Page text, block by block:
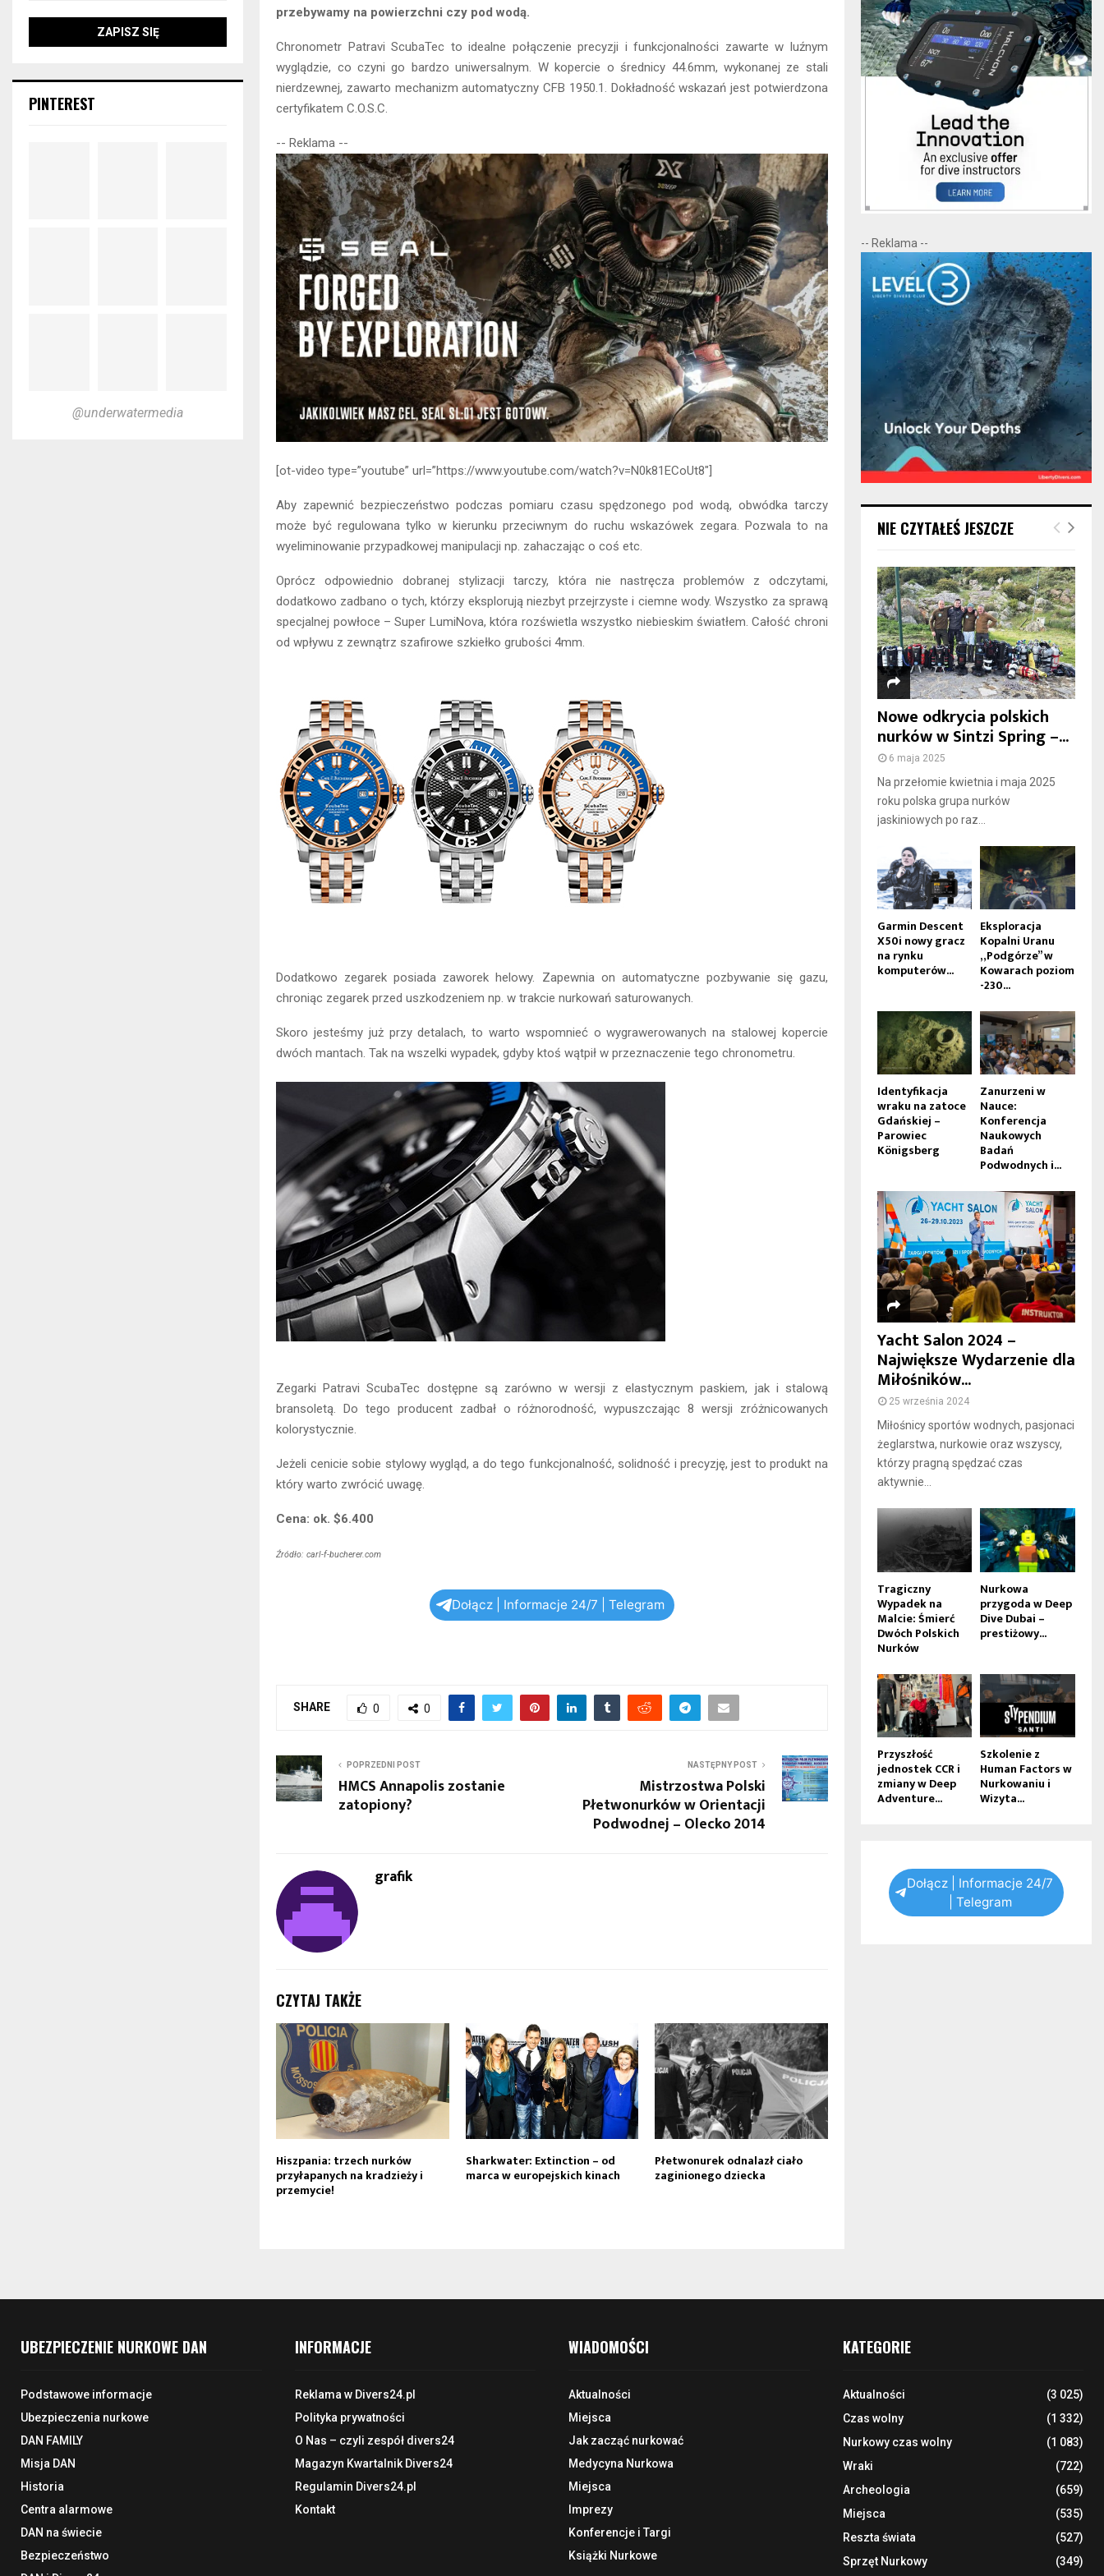
przebywamy na powierzchni czy pod wodą.
Chronometr Patravi ScubaTec to idealne połączenie precyzji i funkcjonalności zawarte w luźnym
wyglądzie, co czyni go bardzo uniwersalnym. W kopercie o średnicy 44.6mm, wykonanej ze stali
nierdzewnej, zawarto mechanizm automatyczny CFB 1950.1. Dokładność wskazań jest potwierdzona
certyfikatem C.O.S.C.
-- Reklama --
[ot-video type=”youtube” url=”https://www.youtube.com/watch?v=N0k81ECoUt8″]
Aby zapewnić bezpieczeństwo podczas pomiaru czasu spędzonego pod wodą, obwódka tarczy
może być regulowana tylko w kierunku przeciwnym do ruchu wskazówek zegara. Pozwala to na
wyeliminowanie przypadkowej manipulacji np. zahaczając o coś etc.
Oprócz odpowiednio dobranej stylizacji tarczy, która nie nastręcza problemów z odczytami,
dodatkowo zadbano o tych, którzy eksplorują niezbyt przejrzyste i ciemne wody. Wszystko za sprawą
specjalnej powłoce – Super LumiNova, która rozświetla wszystko niebieskim światłem. Całość chroni
od wpływu z zewnątrz szafirowe szkiełko grubości 4mm.
Dodatkowo zegarek posiada zaworek helowy. Zapewnia on automatyczne pozbywanie się gazu,
chroniąc zegarek przed uszkodzeniem np. w trakcie nurkowań saturowanych.
Skoro jesteśmy już przy detalach, to warto wspomnieć o wygrawerowanych na stalowej kopercie
dwóch mantach. Tak na wszelki wypadek, gdyby ktoś wątpił w przeznaczenie tego chronometru.
Zegarki Patravi ScubaTec dostępne są zarówno w wersji z elastycznym paskiem, jak i stalową
bransoletą. Do tego producent zadbał o różnorodność, wypuszczając 8 wersji zróżnicowanych
kolorystycznie.
Jeżeli cenicie sobie stylowy wygląd, a do tego funkcjonalność, solidność i precyzję, jest to produkt na
który warto zwrócić uwagę.
Cena: ok. $6.400
Źródło: carl-f-bucherer.com
Dołącz | Informacje 24/7 | Telegram
SHARE 0 0
POPRZEDNI POST
HMCS Annapolis zostanie
zatopiony?
NASTĘPNY POST
Mistrzostwa Polski
Płetwonurków w Orientacji
Podwodnej – Olecko 2014
grafik
CZYTAJ TAKŻE
Hiszpania: trzech nurków
przyłapanych na kradzieży i
przemycie!
Sharkwater: Extinction – od
marca w europejskich kinach
Płetwonurek odnalazł ciało
zaginionego dziecka
PINTEREST
@underwatermedia
-- Reklama --
NIE CZYTAŁEŚ JESZCZE
Nowe odkrycia polskich
nurków w Sintzi Spring –...
6 maja 2025
Na przełomie kwietnia i maja 2025
roku polska grupa nurków
jaskiniowych po raz...
Garmin Descent
X50i nowy gracz
na rynku
komputerów...
Eksploracja
Kopalni Uranu
„Podgórze” w
Kowarach poziom
-230...
Identyfikacja
wraku na zatoce
Gdańskiej –
Parowiec
Königsberg
Zanurzeni w
Nauce:
Konferencja
Naukowych
Badań
Podwodnych i...
Yacht Salon 2024 –
Największe Wydarzenie dla
Miłośników...
25 września 2024
Miłośnicy sportów wodnych, pasjonaci
żeglarstwa, nurkowie oraz wszyscy,
którzy pragną spędzać czas
aktywnie...
Tragiczny
Wypadek na
Malcie: Śmierć
Dwóch Polskich
Nurków
Nurkowa
przygoda w Deep
Dive Dubai –
prestiżowy...
Przyszłość
jednostek CCR i
zmiany w Deep
Adventure...
Szkolenie z
Human Factors w
Nurkowaniu i
Wizyta...
Dołącz | Informacje 24/7
| Telegram
UBEZPIECZENIE NURKOWE DAN
Podstawowe informacje
Ubezpieczenia nurkowe
DAN FAMILY
Misja DAN
Historia
Centra alarmowe
DAN na świecie
Bezpieczeństwo
INFORMACJE
Reklama w Divers24.pl
Polityka prywatności
O Nas – czyli zespół divers24
Magazyn Kwartalnik Divers24
Regulamin Divers24.pl
Kontakt
WIADOMOŚCI
Aktualności
Miejsca
Jak zacząć nurkować
Medycyna Nurkowa
Miejsca
Imprezy
Konferencje i Targi
Książki Nurkowe
KATEGORIE
Aktualności
(3 025)
Czas wolny
(1 332)
Nurkowy czas wolny
(1 083)
Wraki
(722)
Archeologia
(659)
Miejsca
(535)
Reszta świata
(527)
Sprzęt Nurkowy
(349)